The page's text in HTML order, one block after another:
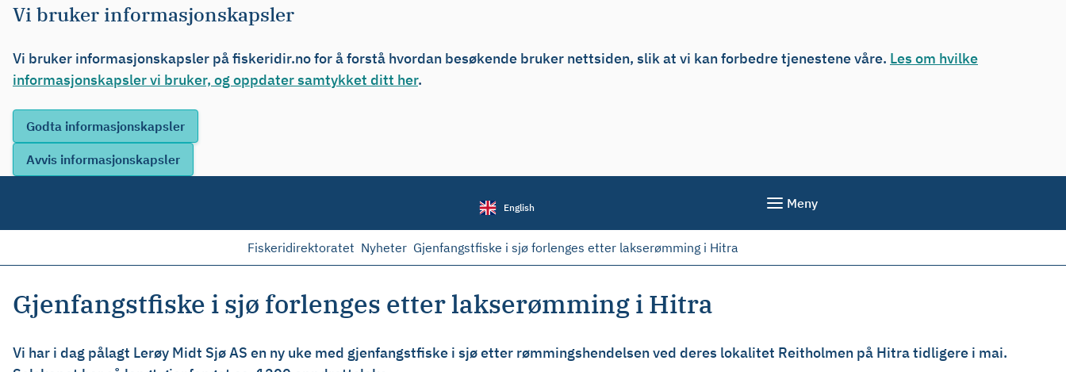
Vi bruker informasjonskapsler
Vi bruker informasjonskapsler på fiskeridir.no for å forstå hvordan besøkende bruker nettsiden, slik at vi kan forbedre tjenestene våre. Les om hvilke
informasjonskapsler vi bruker, og oppdater samtykket ditt her.
English Meny
Fiskeridirektoratet Nyheter Gjenfangstfiske i sjø forlenges etter lakserømming i Hitra
Gjenfangstfiske i sjø forlenges etter lakserømming i Hitra
Vi har i dag pålagt Lerøy Midt Sjø AS en ny uke med gjenfangstfiske i sjø etter rømmingshendelsen ved deres lokalitet Reitholmen på Hitra tidligere i mai.